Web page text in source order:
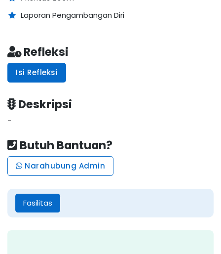
Laporan Pengambangan Diri
Refleksi
Isi Refleksi
Deskripsi
-
Butuh Bantuan?
Narahubung Admin
Fasilitas